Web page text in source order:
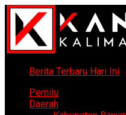
Berita Terbaru Hari Ini
Pemilu
Daerah